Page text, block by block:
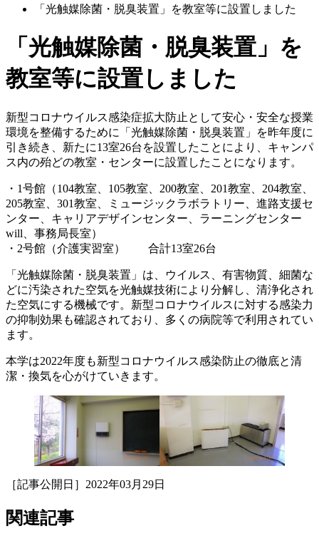
「光触媒除菌・脱臭装置」を教室等に設置しました
「光触媒除菌・脱臭装置」を
教室等に設置しました
新型コロナウイルス感染症拡大防止として安心・安全な授業
環境を整備するために「光触媒除菌・脱臭装置」を昨年度に
引き続き、新たに13室26台を設置したことにより、キャンパ
ス内の殆どの教室・センターに設置したことになります。
・1号館（104教室、105教室、200教室、201教室、204教室、
205教室、301教室、ミュージックラボラトリー、進路支援セ
ンター、キャリアデザインセンター、ラーニングセンター
will、事務局長室）
・2号館（介護実習室） 合計13室26台
「光触媒除菌・脱臭装置」は、ウイルス、有害物質、細菌な
どに汚染された空気を光触媒技術により分解し、清浄化され
た空気にする機械です。新型コロナウイルスに対する感染力
の抑制効果も確認されており、多くの病院等で利用されてい
ます。
本学は2022年度も新型コロナウイルス感染防止の徹底と清
潔・換気を心がけていきます。
［記事公開日］2022年03月29日
関連記事